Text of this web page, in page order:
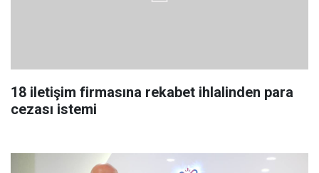
18 iletişim firmasına rekabet ihlalinden para
cezası istemi